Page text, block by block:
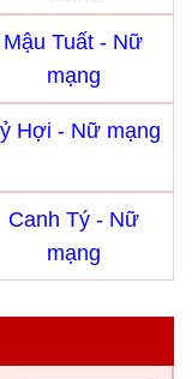
Mậu Tuất - Nữ
mạng
Hợi - Nữ mạng
Canh Tý - Nữ
mạng